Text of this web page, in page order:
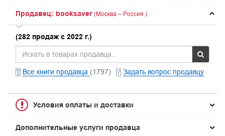
Продавец: booksaver (Москва – Россия.)
(282 продаж с 2022 г.)
Все книги продавца (1797) Задать вопрос продавцу
Условия оплаты и доставки
Дополнительные услуги продавца